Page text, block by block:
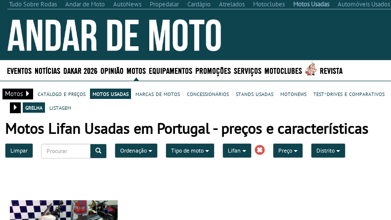
Tudo Sobre Rodas Andar de Moto AutoNews Propedalar Cardápio Atrelados Motoclubes Motos Usadas Automóveis Usados
EVENTOS NOTÍCIAS DAKAR 2026 OPINIÃO MOTOS EQUIPAMENTOS PROMOÇÕES SERVIÇOS MOTOCLUBES REVISTA
Motos catálogo e preços motos usadas marcas de motos concessionários stands usadas motonews test-drives e comparativos
grelha
listagem
Motos Lifan Usadas em Portugal - preços e características
Limpar Ordenação Tipo de moto Lifan Preço Distrito